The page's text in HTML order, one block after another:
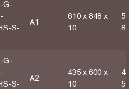
G-
S-
A1
610 х 848 х
10
G-
S-
A2
435 х 600 х
10